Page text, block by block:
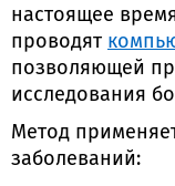
настоящее
проводят
позволяющей
исследования
Метод
заболеваний: